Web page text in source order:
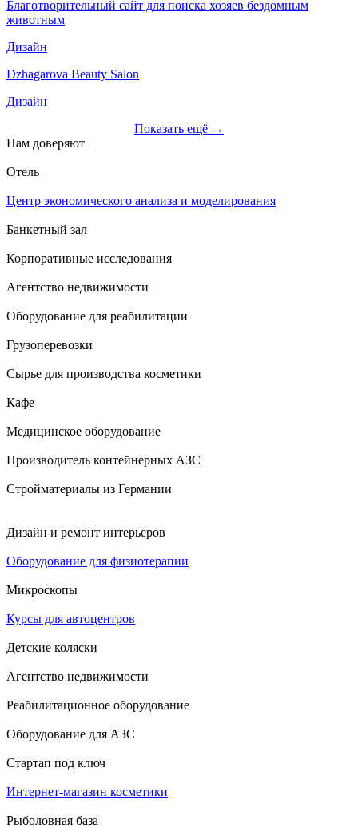
Благотворительный сайт для поиска хозяев бездомным
животным
Дизайн
Dzhagarova Beauty Salon
Дизайн
Показать ещё →
Нам доверяют
Отель
Центр экономического анализа и моделирования
Банкетный зал
Корпоративные исследования
Агентство недвижимости
Оборудование для реабилитации
Грузоперевозки
Сырье для производства косметики
Кафе
Медицинское оборудование
Производитель контейнерных АЗС
Стройматериалы из Германии
Дизайн и ремонт интерьеров
Оборудование для физиотерапии
Микроскопы
Курсы для автоцентров
Детские коляски
Агентство недвижимости
Реабилитационное оборудование
Оборудование для АЗС
Стартап под ключ
Интернет-магазин косметики
Рыболовная база